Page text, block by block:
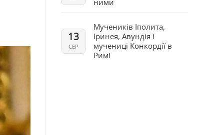
13
СЕР
Мучеників Іполита,
Іринея, Авундія і
мучениці Конкордії в
Римі